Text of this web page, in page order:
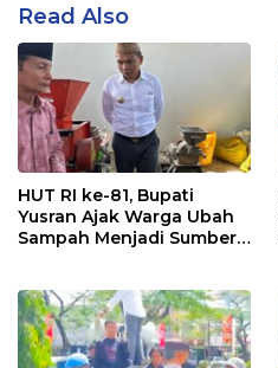
Read Also
HUT RI ke-81, Bupati
Yusran Ajak Warga Ubah
Sampah Menjadi Sumber